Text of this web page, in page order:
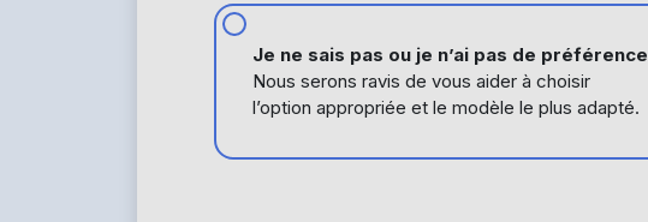
Je ne sais pas ou je n’ai pas de préférence
Nous serons ravis de vous aider à choisir
l’option appropriée et le modèle le plus adapté.